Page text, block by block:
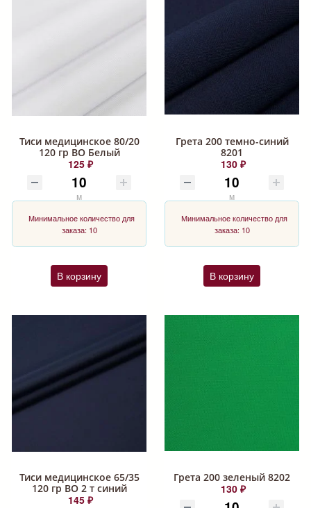
Тиси медицинское 80/20
120 гр ВО Белый
125 ₽
м
Минимальное количество для
заказа: 10
В корзину
Грета 200 темно-синий
8201
130 ₽
м
Минимальное количество для
заказа: 10
В корзину
Тиси медицинское 65/35
120 гр ВО 2 т синий
145 ₽
Грета 200 зеленый 8202
130 ₽